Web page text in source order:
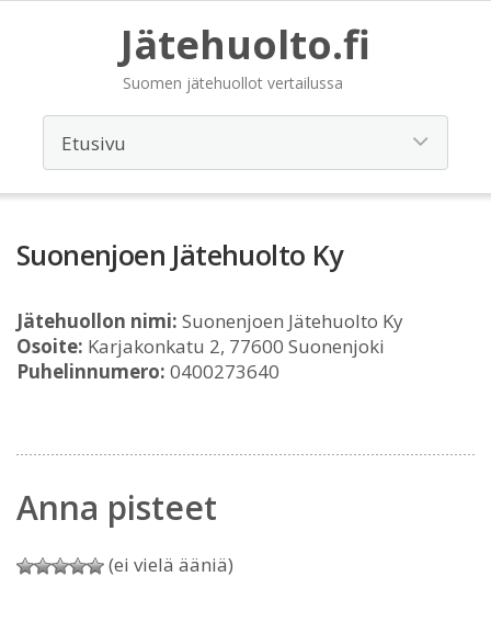
Jätehuolto.fi
Suomen jätehuollot vertailussa
Suonenjoen Jätehuolto Ky
Jätehuollon nimi: Suonenjoen Jätehuolto Ky
Osoite: Karjakonkatu 2, 77600 Suonenjoki
Puhelinnumero: 0400273640
Anna pisteet
(ei vielä ääniä)